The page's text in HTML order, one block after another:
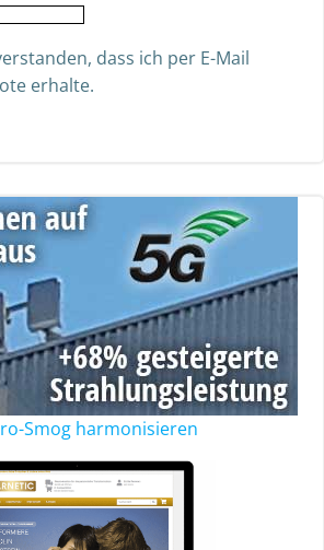
dass ich per E-Mail
erhalte.
Smog harmonisieren